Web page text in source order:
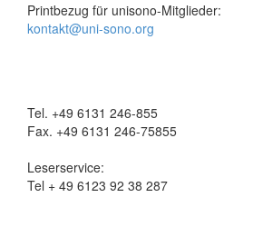
Printbezug für unisono-Mitglieder:
kontakt@uni-sono.org
Tel. +49 6131 246-855
Fax. +49 6131 246-75855
Leserservice:
Tel + 49 6123 92 38 287